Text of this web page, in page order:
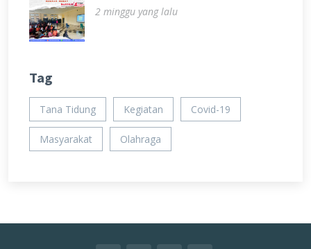
2 minggu yang lalu
Tag
Tana Tidung Kegiatan Covid-19
Masyarakat Olahraga